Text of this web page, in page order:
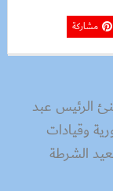
مشاركة
الرئيس عبد
وقيادات
الشرطة